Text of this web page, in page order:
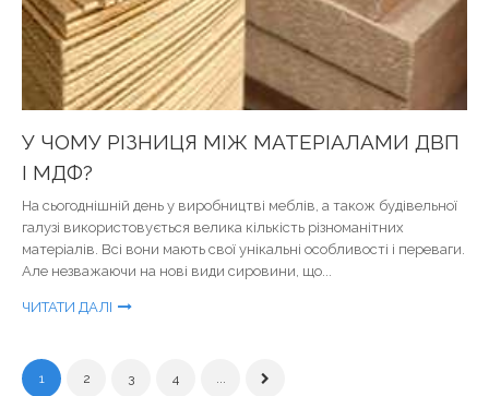
У ЧОМУ РІЗНИЦЯ МІЖ МАТЕРІАЛАМИ ДВП
І МДФ?
На сьогоднішній день у виробництві меблів, а також будівельної
галузі використовується велика кількість різноманітних
матеріалів. Всі вони мають свої унікальні особливості і переваги.
Але незважаючи на нові види сировини, що...
ЧИТАТИ ДАЛІ
1 2 3 4 ...